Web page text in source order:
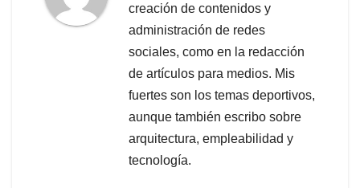
creación de contenidos y
administración de redes
sociales, como en la redacción
de artículos para medios. Mis
fuertes son los temas deportivos,
aunque también escribo sobre
arquitectura, empleabilidad y
tecnología.